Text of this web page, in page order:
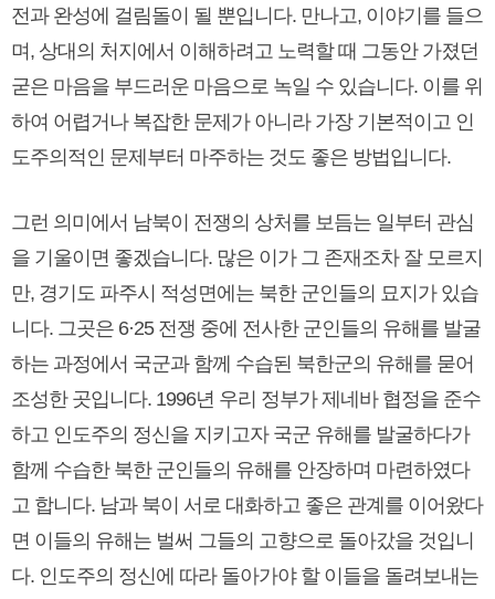
전과 완성에 걸림돌이 될 뿐입니다. 만나고, 이야기를 들으
며, 상대의 처지에서 이해하려고 노력할 때 그동안 가졌던
굳은 마음을 부드러운 마음으로 녹일 수 있습니다. 이를 위
하여 어렵거나 복잡한 문제가 아니라 가장 기본적이고 인
도주의적인 문제부터 마주하는 것도 좋은 방법입니다.
그런 의미에서 남북이 전쟁의 상처를 보듬는 일부터 관심
을 기울이면 좋겠습니다. 많은 이가 그 존재조차 잘 모르지
만, 경기도 파주시 적성면에는 북한 군인들의 묘지가 있습
니다. 그곳은 6·25 전쟁 중에 전사한 군인들의 유해를 발굴
하는 과정에서 국군과 함께 수습된 북한군의 유해를 묻어
조성한 곳입니다. 1996년 우리 정부가 제네바 협정을 준수
하고 인도주의 정신을 지키고자 국군 유해를 발굴하다가
함께 수습한 북한 군인들의 유해를 안장하며 마련하였다
고 합니다. 남과 북이 서로 대화하고 좋은 관계를 이어왔다
면 이들의 유해는 벌써 그들의 고향으로 돌아갔을 것입니
다. 인도주의 정신에 따라 돌아가야 할 이들을 돌려보내는